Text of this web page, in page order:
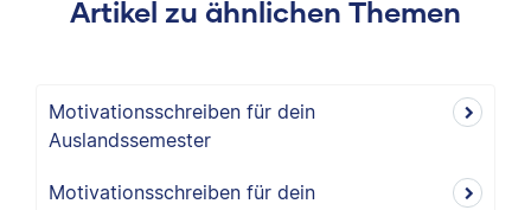
Artikel zu ähnlichen Themen
Motivationsschreiben für dein
Auslandssemester
Motivationsschreiben für dein